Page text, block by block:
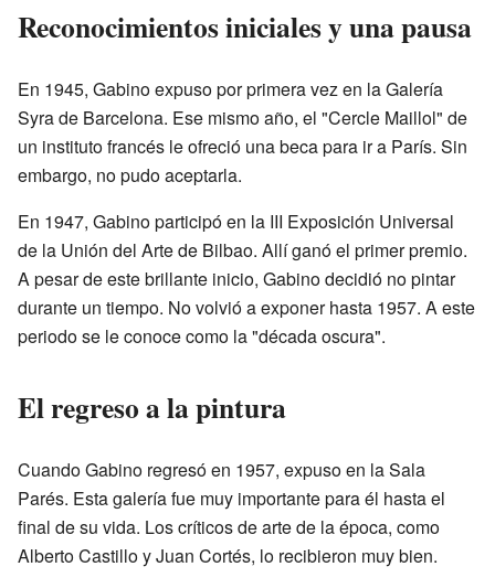
Reconocimientos iniciales y una pausa
En 1945, Gabino expuso por primera vez en la Galería
Syra de Barcelona. Ese mismo año, el "Cercle Maillol" de
un instituto francés le ofreció una beca para ir a París. Sin
embargo, no pudo aceptarla.
En 1947, Gabino participó en la III Exposición Universal
de la Unión del Arte de Bilbao. Allí ganó el primer premio.
A pesar de este brillante inicio, Gabino decidió no pintar
durante un tiempo. No volvió a exponer hasta 1957. A este
periodo se le conoce como la "década oscura".
El regreso a la pintura
Cuando Gabino regresó en 1957, expuso en la Sala
Parés. Esta galería fue muy importante para él hasta el
final de su vida. Los críticos de arte de la época, como
Alberto Castillo y Juan Cortés, lo recibieron muy bien.